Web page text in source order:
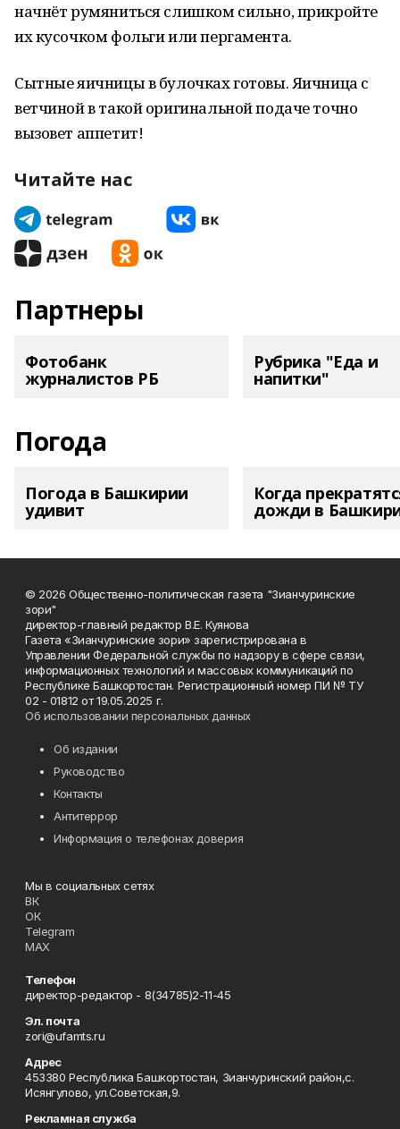
начнёт румяниться слишком сильно, прикройте
их кусочком фольги или пергамента.
Сытные яичницы в булочках готовы. Яичница с
ветчиной в такой оригинальной подаче точно
вызовет аппетит!
Читайте нас
Партнеры
Фотобанк
журналистов РБ
Рубрика "Еда и
напитки"
Погода
Погода в Башкирии
удивит
Когда
дожди в
© 2026 Общественно-политическая газета "Зианчуринские
зори"
директор-главный редактор В.Е. Куянова
Газета «Зианчуринские зори» зарегистрирована в
Управлении Федеральной службы по надзору в сфере связи,
информационных технологий и массовых коммуникаций по
Республике Башкортостан. Регистрационный номер ПИ № ТУ
02 - 01812 от 19.05.2025 г.
Об использовании персональных данных
Об издании
Руководство
Контакты
Антитеррор
Информация о телефонах доверия
Мы в социальных сетях
ВК
ОК
Telegram
MAX
Телефон
директор-редактор - 8(34785)2-11-45
Эл. почта
zori@ufamts.ru
Адрес
453380 Республика Башкортостан, Зианчуринский район,с.
Исянгулово, ул.Советская,9.
Рекламная служба